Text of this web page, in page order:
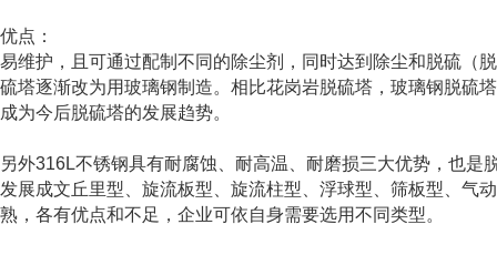
优点：
易维护，且可通过配制不同的除尘剂，同时达到除尘和脱硫（
硫塔逐渐改为用玻璃钢制造。相比花岗岩脱硫塔，玻璃钢脱硫
成为今后脱硫塔的发展趋势。
另外316L不锈钢具有耐腐蚀、耐高温、耐磨损三大优势，也是
发展成文丘里型、旋流板型、旋流柱型、浮球型、筛板型、气
熟，各有优点和不足，企业可依自身需要选用不同类型。